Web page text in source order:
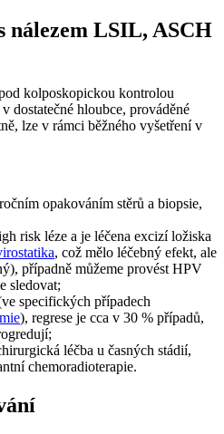
nálezem LSIL, ASCH
kolposkopickou kontrolou
dostatečné hloubce, prováděné
lze v rámci běžného vyšetření v
opakováním stěrů a biopsie,
risk léze a je léčena excizí ložiska
, což mělo léčebný efekt, ale
případně můžeme provést HPV
sledovat;
specifických případech
), regrese je cca v 30 % případů,
léčba u časných stádií,
chemoradioterapie.